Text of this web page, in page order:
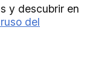
y descubrir en
del